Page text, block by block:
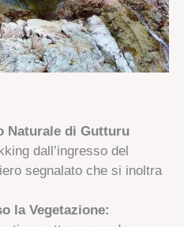
Naturale di Gutturu
dall’ingresso del
segnalato che si inoltra
la Vegetazione: